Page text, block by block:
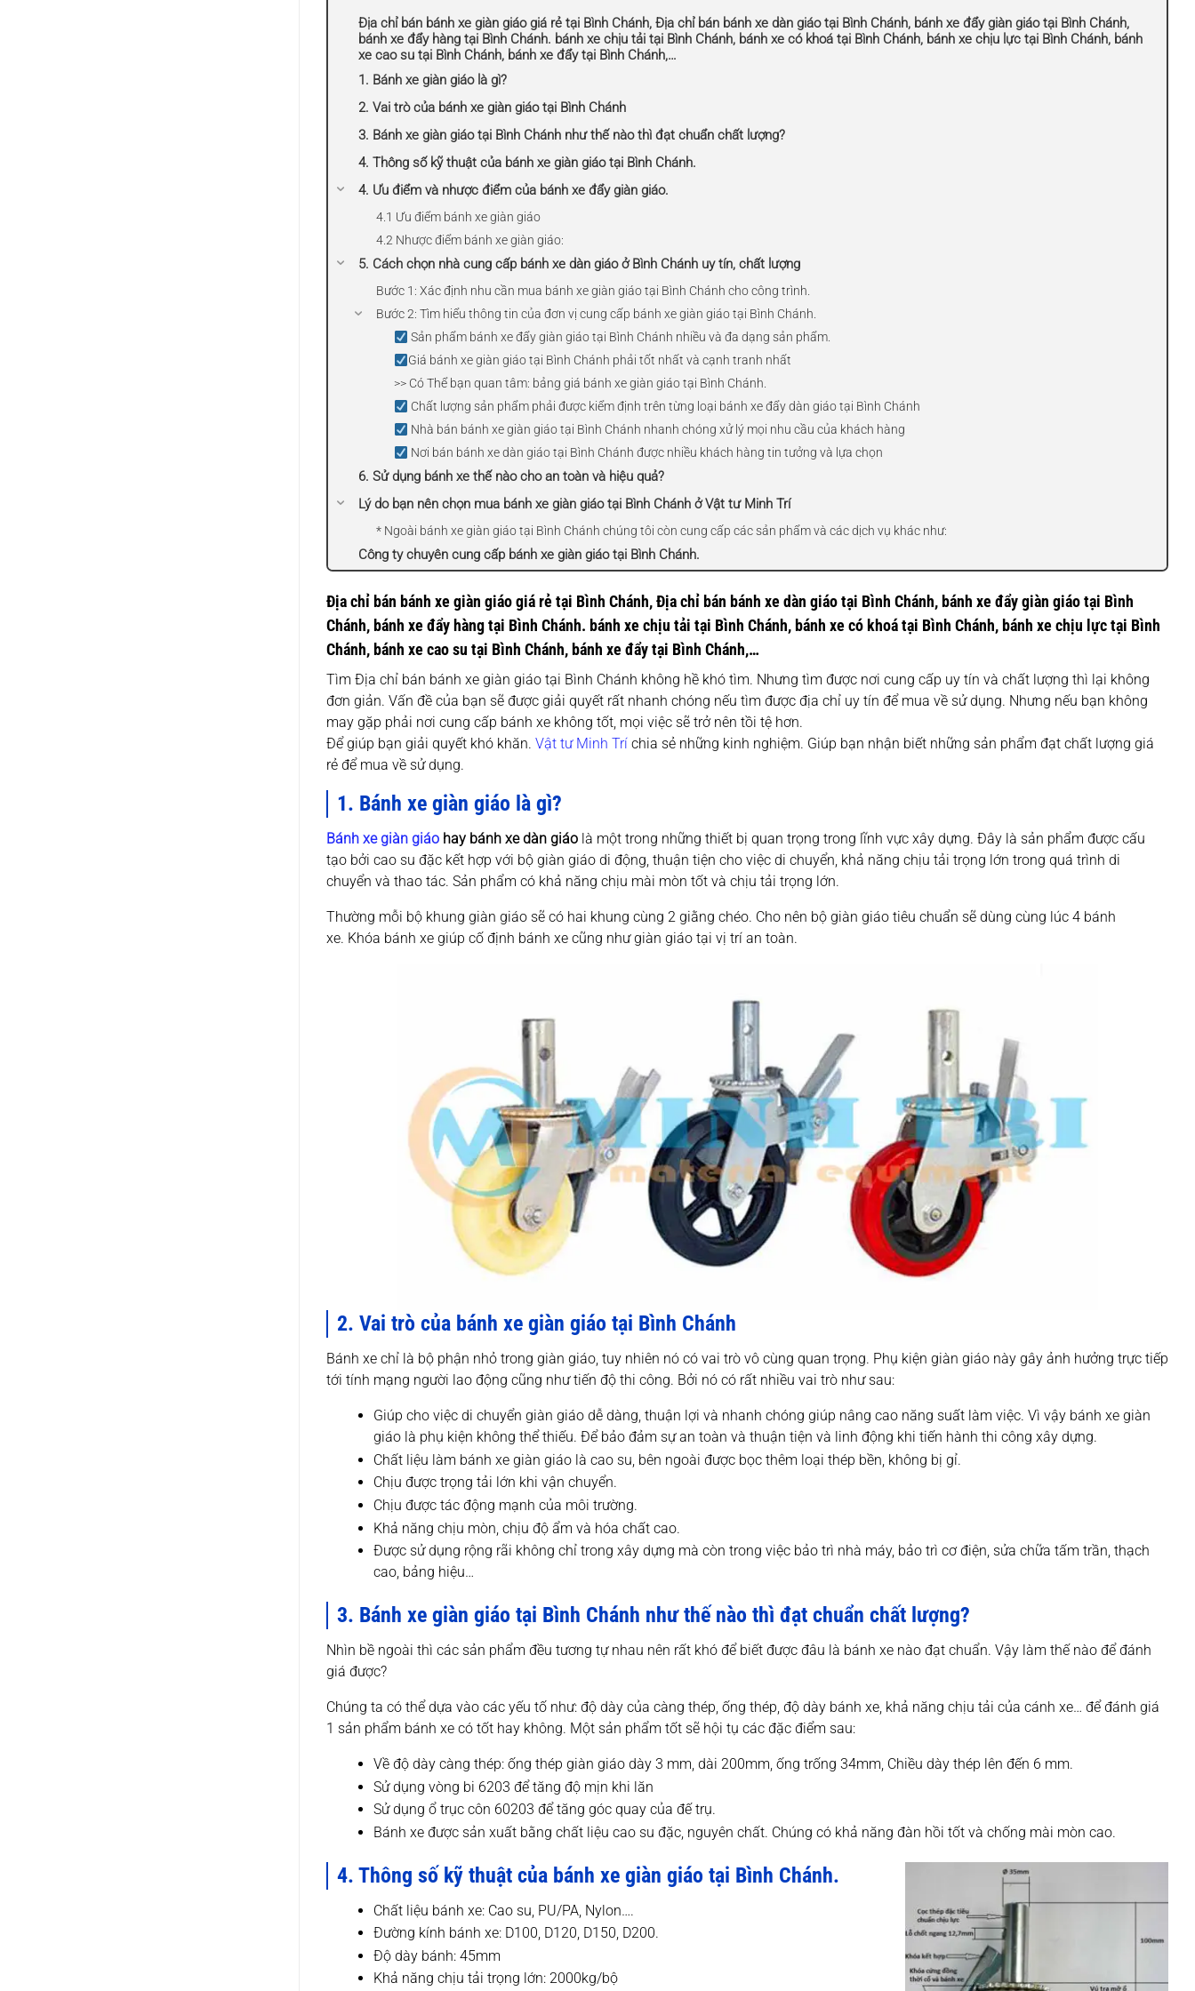
Địa chỉ bán bánh xe giàn giáo giá rẻ tại Bình Chánh, Địa chỉ bán bánh xe dàn giáo tại Bình Chánh, bánh xe đẩy giàn giáo tại Bình Chánh,
bánh xe đẩy hàng tại Bình Chánh. bánh xe chịu tải tại Bình Chánh, bánh xe có khoá tại Bình Chánh, bánh xe chịu lực tại Bình Chánh, bánh
xe cao su tại Bình Chánh, bánh xe đẩy tại Bình Chánh,…
1. Bánh xe giàn giáo là gì?
2. Vai trò của bánh xe giàn giáo tại Bình Chánh
3. Bánh xe giàn giáo tại Bình Chánh như thế nào thì đạt chuẩn chất lượng?
4. Thông số kỹ thuật của bánh xe giàn giáo tại Bình Chánh.
4. Ưu điểm và nhược điểm của bánh xe đẩy giàn giáo.
4.1 Ưu điểm bánh xe giàn giáo
4.2 Nhược điểm bánh xe giàn giáo:
5. Cách chọn nhà cung cấp bánh xe dàn giáo ở Bình Chánh uy tín, chất lượng
Bước 1: Xác định nhu cần mua bánh xe giàn giáo tại Bình Chánh cho công trình.
Bước 2: Tìm hiểu thông tin của đơn vị cung cấp bánh xe giàn giáo tại Bình Chánh.
Sản phẩm bánh xe đẩy giàn giáo tại Bình Chánh nhiều và đa dạng sản phẩm.
Giá bánh xe giàn giáo tại Bình Chánh phải tốt nhất và cạnh tranh nhất
>> Có Thể bạn quan tâm: bảng giá bánh xe giàn giáo tại Bình Chánh.
Chất lượng sản phẩm phải được kiểm định trên từng loại bánh xe đẩy dàn giáo tại Bình Chánh
Nhà bán bánh xe giàn giáo tại Bình Chánh nhanh chóng xử lý mọi nhu cầu của khách hàng
Nơi bán bánh xe dàn giáo tại Bình Chánh được nhiều khách hàng tin tưởng và lựa chọn
6. Sử dụng bánh xe thế nào cho an toàn và hiệu quả?
Lý do bạn nên chọn mua bánh xe giàn giáo tại Bình Chánh ở Vật tư Minh Trí
* Ngoài bánh xe giàn giáo tại Bình Chánh chúng tôi còn cung cấp các sản phẩm và các dịch vụ khác như:
Công ty chuyên cung cấp bánh xe giàn giáo tại Bình Chánh.
Địa chỉ bán bánh xe giàn giáo giá rẻ tại Bình Chánh, Địa chỉ bán bánh xe dàn giáo tại Bình Chánh, bánh xe đẩy giàn giáo tại Bình
Chánh, bánh xe đẩy hàng tại Bình Chánh. bánh xe chịu tải tại Bình Chánh, bánh xe có khoá tại Bình Chánh, bánh xe chịu lực tại Bình
Chánh, bánh xe cao su tại Bình Chánh, bánh xe đẩy tại Bình Chánh,…
Tìm Địa chỉ bán bánh xe giàn giáo tại Bình Chánh không hề khó tìm. Nhưng tìm được nơi cung cấp uy tín và chất lượng thì lại không
đơn giản. Vấn đề của bạn sẽ được giải quyết rất nhanh chóng nếu tìm được địa chỉ uy tín để mua về sử dụng. Nhưng nếu bạn không
may gặp phải nơi cung cấp bánh xe không tốt, mọi việc sẽ trở nên tồi tệ hơn.
Để giúp bạn giải quyết khó khăn. Vật tư Minh Trí chia sẻ những kinh nghiệm. Giúp bạn nhận biết những sản phẩm đạt chất lượng giá
rẻ để mua về sử dụng.
1. Bánh xe giàn giáo là gì?
Bánh xe giàn giáo hay bánh xe dàn giáo là một trong những thiết bị quan trọng trong lĩnh vực xây dựng. Đây là sản phẩm được cấu
tạo bởi cao su đặc kết hợp với bộ giàn giáo di động, thuận tiện cho việc di chuyển, khả năng chịu tải trọng lớn trong quá trình di
chuyển và thao tác. Sản phẩm có khả năng chịu mài mòn tốt và chịu tải trọng lớn.
Thường mỗi bộ khung giàn giáo sẽ có hai khung cùng 2 giằng chéo. Cho nên bộ giàn giáo tiêu chuẩn sẽ dùng cùng lúc 4 bánh
xe. Khóa bánh xe giúp cố định bánh xe cũng như giàn giáo tại vị trí an toàn.
2. Vai trò của bánh xe giàn giáo tại Bình Chánh
Bánh xe chỉ là bộ phận nhỏ trong giàn giáo, tuy nhiên nó có vai trò vô cùng quan trọng. Phụ kiện giàn giáo này gây ảnh hưởng trực tiếp
tới tính mạng người lao động cũng như tiến độ thi công. Bởi nó có rất nhiều vai trò như sau:
Giúp cho việc di chuyển giàn giáo dễ dàng, thuận lợi và nhanh chóng giúp nâng cao năng suất làm việc. Vì vậy bánh xe giàn
giáo là phụ kiện không thể thiếu. Để bảo đảm sự an toàn và thuận tiện và linh động khi tiến hành thi công xây dựng.
Chất liệu làm bánh xe giàn giáo là cao su, bên ngoài được bọc thêm loại thép bền, không bị gỉ.
Chịu được trọng tải lớn khi vận chuyển.
Chịu được tác động mạnh của môi trường.
Khả năng chịu mòn, chịu độ ẩm và hóa chất cao.
Được sử dụng rộng rãi không chỉ trong xây dựng mà còn trong việc bảo trì nhà máy, bảo trì cơ điện, sửa chữa tấm trần, thạch
cao, bảng hiệu…
3. Bánh xe giàn giáo tại Bình Chánh như thế nào thì đạt chuẩn chất lượng?
Nhìn bề ngoài thì các sản phẩm đều tương tự nhau nên rất khó để biết được đâu là bánh xe nào đạt chuẩn. Vậy làm thế nào để đánh
giá được?
Chúng ta có thể dựa vào các yếu tố như: độ dày của càng thép, ống thép, độ dày bánh xe, khả năng chịu tải của cánh xe… để đánh giá
1 sản phẩm bánh xe có tốt hay không. Một sản phẩm tốt sẽ hội tụ các đặc điểm sau:
Về độ dày càng thép: ống thép giàn giáo dày 3 mm, dài 200mm, ống trống 34mm, Chiều dày thép lên đến 6 mm.
Sử dụng vòng bi 6203 để tăng độ mịn khi lăn
Sử dụng ổ trục côn 60203 để tăng góc quay của đế trụ.
Bánh xe được sản xuất bằng chất liệu cao su đặc, nguyên chất. Chúng có khả năng đàn hồi tốt và chống mài mòn cao.
4. Thông số kỹ thuật của bánh xe giàn giáo tại Bình Chánh.
Chất liệu bánh xe: Cao su, PU/PA, Nylon….
Đường kính bánh xe: D100, D120, D150, D200.
Độ dày bánh: 45mm
Khả năng chịu tải trọng lớn: 2000kg/bộ